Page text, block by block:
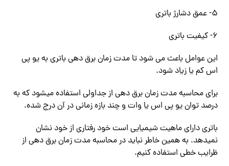
۵- عمق دشارژ باتری
۶- کیفیت باتری
این عوامل باعث می شود تا مدت زمان برق دهی باتری به یو پی
اس کم یا زیاد شود.
برای محاسبه مدت زمان برق دهی از جداولی استفاده میشود که به
درصد توان یو پی اس یا وات و چند بازه زمانی در آن درج شده.
باتری دارای ماهیت شیمیایی است خود رفتاری از خود نشان
نمیدهد. به همین خاطر نباید در محاسبه مدت زمان برق دهی از
ظرایب خطی استفاده کنیم.